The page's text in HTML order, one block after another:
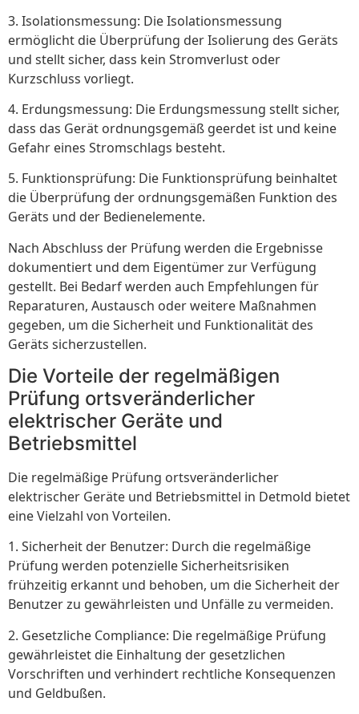
3. Isolationsmessung: Die Isolationsmessung
ermöglicht die Überprüfung der Isolierung des Geräts
und stellt sicher, dass kein Stromverlust oder
Kurzschluss vorliegt.
4. Erdungsmessung: Die Erdungsmessung stellt sicher,
dass das Gerät ordnungsgemäß geerdet ist und keine
Gefahr eines Stromschlags besteht.
5. Funktionsprüfung: Die Funktionsprüfung beinhaltet
die Überprüfung der ordnungsgemäßen Funktion des
Geräts und der Bedienelemente.
Nach Abschluss der Prüfung werden die Ergebnisse
dokumentiert und dem Eigentümer zur Verfügung
gestellt. Bei Bedarf werden auch Empfehlungen für
Reparaturen, Austausch oder weitere Maßnahmen
gegeben, um die Sicherheit und Funktionalität des
Geräts sicherzustellen.
Die Vorteile der regelmäßigen
Prüfung ortsveränderlicher
elektrischer Geräte und
Betriebsmittel
Die regelmäßige Prüfung ortsveränderlicher
elektrischer Geräte und Betriebsmittel in Detmold bietet
eine Vielzahl von Vorteilen.
1. Sicherheit der Benutzer: Durch die regelmäßige
Prüfung werden potenzielle Sicherheitsrisiken
frühzeitig erkannt und behoben, um die Sicherheit der
Benutzer zu gewährleisten und Unfälle zu vermeiden.
2. Gesetzliche Compliance: Die regelmäßige Prüfung
gewährleistet die Einhaltung der gesetzlichen
Vorschriften und verhindert rechtliche Konsequenzen
und Geldbußen.